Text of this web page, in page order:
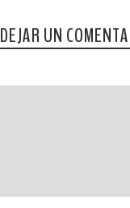
DEJAR UN